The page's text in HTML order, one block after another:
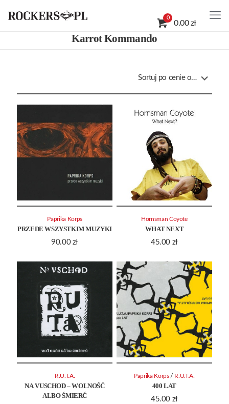
0
0.00 zł
Karrot Kommando
PRZEDE WSZYSTKIM MUZYKI
90.00 zł
Paprika Korps
WHAT NEXT
45.00 zł
Hornsman Coyote
NA VUSCHOD – WOLNOŚĆ
ALBO ŚMIERĆ
R.U.T.A.
400 LAT
45.00 zł
Paprika Korps / R.U.T.A.